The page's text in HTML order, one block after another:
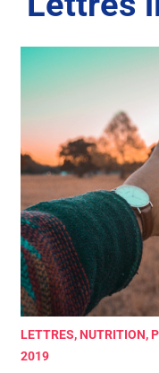
LETTRES, NUTRITION,
2019